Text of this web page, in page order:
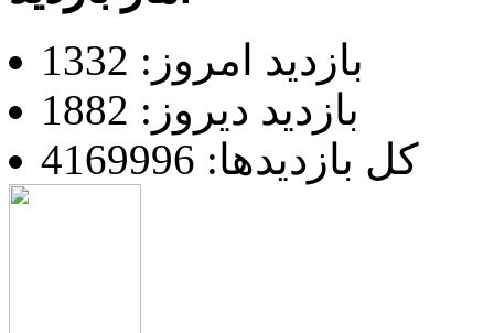
بازدید امروز: 1332
بازدید دیروز: 1882
کل بازدیدها: 4169996